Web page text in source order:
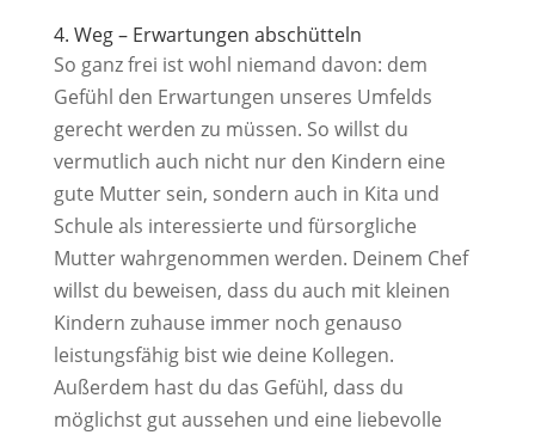
4. Weg – Erwartungen abschütteln
So ganz frei ist wohl niemand davon: dem
Gefühl den Erwartungen unseres Umfelds
gerecht werden zu müssen. So willst du
vermutlich auch nicht nur den Kindern eine
gute Mutter sein, sondern auch in Kita und
Schule als interessierte und fürsorgliche
Mutter wahrgenommen werden. Deinem Chef
willst du beweisen, dass du auch mit kleinen
Kindern zuhause immer noch genauso
leistungsfähig bist wie deine Kollegen.
Außerdem hast du das Gefühl, dass du
möglichst gut aussehen und eine liebevolle